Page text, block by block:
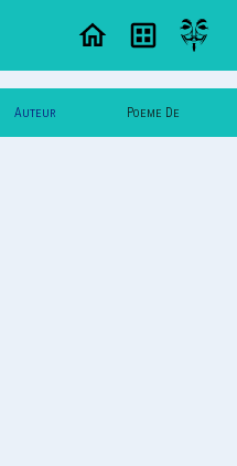
Auteur Poeme De